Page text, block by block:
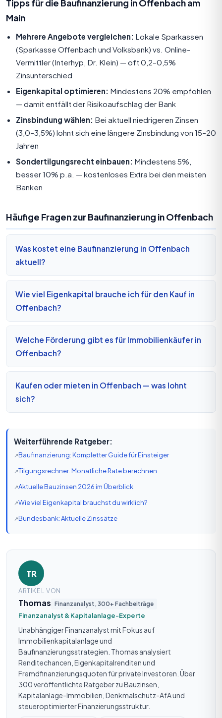
Tipps für die Baufinanzierung in Offenbach am
Main
Mehrere Angebote vergleichen: Lokale Sparkassen
(Sparkasse Offenbach und Volksbank) vs. Online-
Vermittler (Interhyp, Dr. Klein) — oft 0,2–0,5%
Zinsunterschied
Eigenkapital optimieren: Mindestens 20% empfohlen
— damit entfällt der Risikoaufschlag der Bank
Zinsbindung wählen: Bei aktuell niedrigeren Zinsen
(3,0–3,5%) lohnt sich eine längere Zinsbindung von 15–20
Jahren
Sondertilgungsrecht einbauen: Mindestens 5%,
besser 10% p.a. — kostenloses Extra bei den meisten
Banken
Häufige Fragen zur Baufinanzierung in Offenbach
Was kostet eine Baufinanzierung in Offenbach
aktuell?
Wie viel Eigenkapital brauche ich für den Kauf in
Offenbach?
Welche Förderung gibt es für Immobilienkäufer in
Offenbach?
Kaufen oder mieten in Offenbach — was lohnt
sich?
Weiterführende Ratgeber:
Baufinanzierung: Kompletter Guide für Einsteiger
Tilgungsrechner: Monatliche Rate berechnen
Aktuelle Bauzinsen 2026 im Überblick
Wie viel Eigenkapital brauchst du wirklich?
Bundesbank: Aktuelle Zinssätze
TR
ARTIKEL VON
Thomas Finanzanalyst, 300+ Fachbeiträge
Finanzanalyst & Kapitalanlage-Experte
Unabhängiger Finanzanalyst mit Fokus auf
Immobilienkapitalanlage und
Baufinanzierungsstrategien. Thomas analysiert
Renditechancen, Eigenkapitalrenditen und
Fremdfinanzierungsquoten für private Investoren. Über
300 veröffentlichte Ratgeber zu Bauzinsen,
Kapitalanlage-Immobilien, Denkmalschutz-AfA und
steueroptimierter Finanzierungsstruktur.